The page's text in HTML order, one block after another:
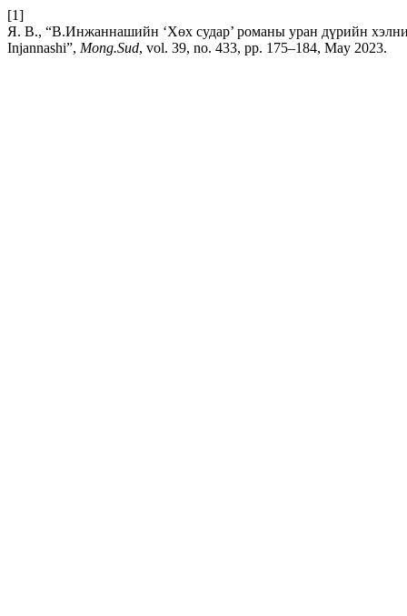
[1]
Я. В., “В.Инжаннашийн ‘Хөх судар’ романы уран дүрийн
Injannashi”, Mong.Sud, vol. 39, no. 433, pp. 175–184, May 2023.